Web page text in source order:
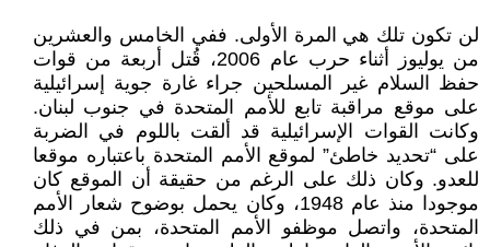
لن تكون تلك هي المرة الأولى. ففي الخامس والعشرين
من يوليوز أثناء حرب عام 2006، قُتل أربعة من قوات
حفظ السلام غير المسلحين جراء غارة جوية إسرائيلية
على موقع مراقبة تابع للأمم المتحدة في جنوب لبنان.
وكانت القوات الإسرائيلية قد ألقت باللوم في الضربة
على “تحديد خاطئ” لموقع الأمم المتحدة باعتباره موقعا
للعدو. وكان ذلك على الرغم من حقيقة أن الموقع كان
موجودا منذ عام 1948، وكان يحمل بوضوح شعار الأمم
المتحدة، واتصل موظفو الأمم المتحدة، بمن في ذلك